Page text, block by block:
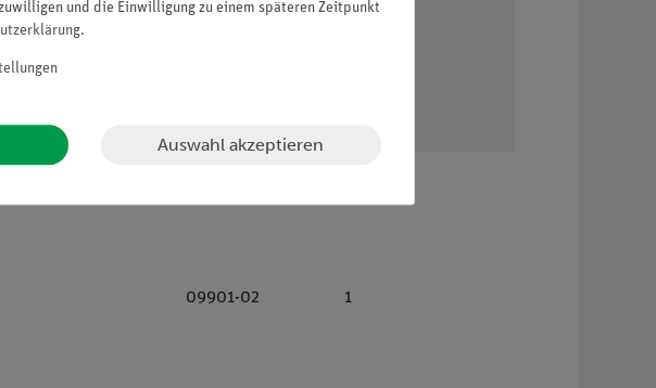
09901-02 1
und die Einwilligung zu einem späteren Zeitpunkt
.
Auswahl akzeptieren